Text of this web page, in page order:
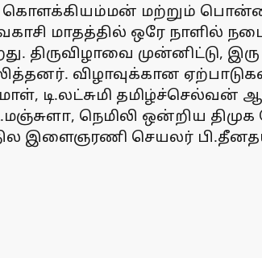
கொளக்கியம்மன் மற்றும்
மாதத்தில் ஒரே நாளில்
திருவிழாவை முன்னிட்டு,
விழாவுக்கான
டி.லட்சுமி தமிழ்ச்செல்வன்
நெமிலி ஒன்றிய திமுக
இளைஞரணி செயலர்